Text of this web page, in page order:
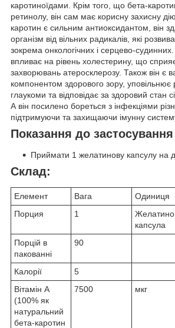
каротиноїдами. Крім того, що бета-
ретинолу, він сам має корисну захисну
каротин є сильним антиоксидантом, він
організм від вільних радикалів, які
зокрема онкологічних і серцево-
впливає на рівень холестерину, що
захворювань атеросклерозу. Також він є
компонентом здорового зору, уповільнює
глаукоми та відповідає за здоровий стан
А він посилено бореться з інфекціями
підтримуючи та захищаючи імунну
Показання до застосування
Приймати 1 желатинову капсулу на
Склад:
Елемент Вага Одиниця
Порция
1
капсула
Порцій в
пакованні
90
Калорії
5
Вітамін А
(100% як
натуральний
бета-каротин
7500 мкг